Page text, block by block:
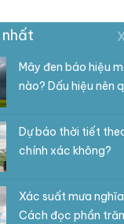
Mây đen báo hiệu
nào? Dấu hiệu nên
Dự báo thời tiết
chính xác không?
Xác suất mưa
Cách đọc phần